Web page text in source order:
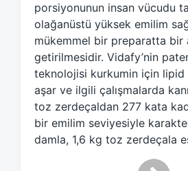
t
h
porsiyonunun insan vücudu
olağanüstü yüksek emilim
mükemmel bir preparatta bir
getirilmesidir. Vidafy’nin
teknolojisi kurkumin için lipid
aşar ve ilgili çalışmalarda
toz zerdeçaldan 277 kata
bir emilim seviyesiyle
damla, 1,6 kg toz zerdeçala